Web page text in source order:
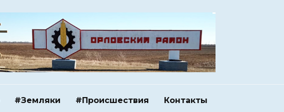
#Земляки #Происшествия Контакты